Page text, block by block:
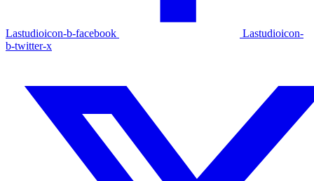
Lastudioicon-b-facebook
Lastudioicon-
b-twitter-x